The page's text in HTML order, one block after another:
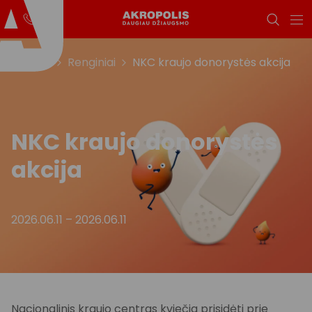
Renginiai NKC kraujo donorystės akcija
NKC kraujo donorystės
akcija
2026.06.11 – 2026.06.11